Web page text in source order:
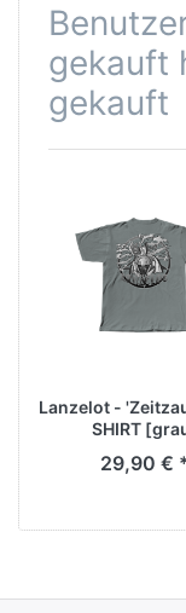
gekauft
gekauft
Lanzelot -
SHIRT
29,90 €